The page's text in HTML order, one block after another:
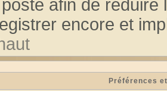
afin de
encore et
Préférences